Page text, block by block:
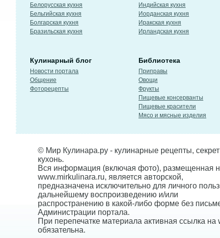
Белорусская кухня
Бельгийская кухня
Болгарская кухня
Бразильская кухня
Индийская кухня
Иорданская кухня
Иракская кухня
Ирландская кухня
Кулинарный блог
Новости портала
Общение
Фоторецепты
Библиотека
Приправы
Овощи
Фрукты
Пищевые консерванты
Пищевые красители
Мясо и мясные изделия
© Мир Кулинара.ру - кулинарные рецепты,
кухонь.
Вся информация (включая фото), размещенная
www.mirkulinara.ru, является авторской,
предназначена исключительно для личного
дальнейшему воспроизведению и/или
распространению в какой-либо форме без
Администрации портала.
При перепечатке материала активная ссылка на
обязательна.